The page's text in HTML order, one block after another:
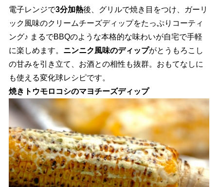
電子レンジで3分加熱後、グリルで焼き目をつけ、ガーリ
ック風味のクリームチーズディップをたっぷりコーティ
ング♪ まるでBBQのような本格的な味わいが自宅で手軽
に楽しめます。 ニンニク風味のディップがとうもろこし
の甘みを引き立て、お酒との相性も抜群。おもてなしに
も使える変化球レシピです。
焼きトウモロコシのマヨチーズディップ